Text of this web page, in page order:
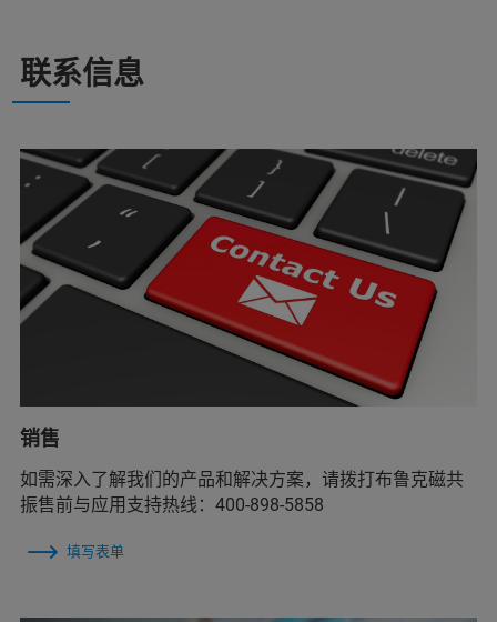
联系信息
销售
如需深入了解我们的产品和解决方案，请拨打布鲁克磁共
振售前与应用支持热线：400-898-5858
填写表单